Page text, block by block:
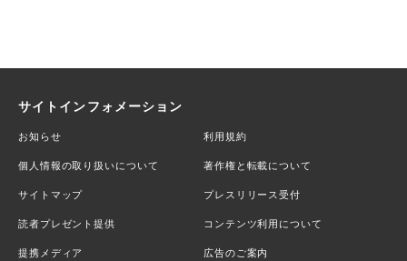
サイトインフォメーション
お知らせ 利用規約
個人情報の取り扱いについて 著作権と転載について
サイトマップ プレスリリース受付
読者プレゼント提供 コンテンツ利用について
提携メディア 広告のご案内